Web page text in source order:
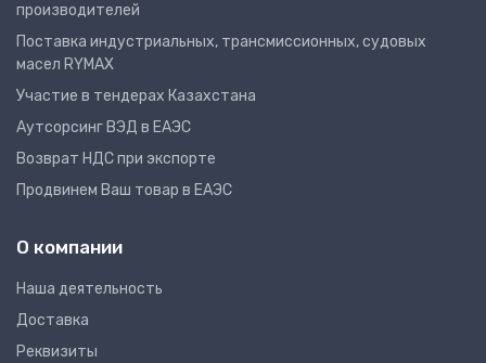
производителей
Поставка индустриальных, трансмиссионных, судовых
масел RYMAX
Участие в тендерах Казахстана
Аутсорсинг ВЭД в ЕАЭС
Возврат НДС при экспорте
Продвинем Ваш товар в ЕАЭС
О компании
Наша деятельность
Доставка
Реквизиты